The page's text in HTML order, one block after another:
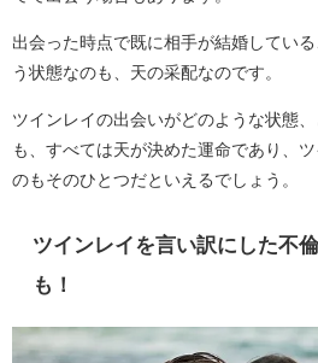
出会った時点で既に相手が結婚してい
う状態なのも、天の采配なのです。
ツインレイの出会いがどのような状態
も、すべては天が決めた運命であり、
のもそのひとつだといえるでしょう。
ツインレイを言い訳にした不
も！